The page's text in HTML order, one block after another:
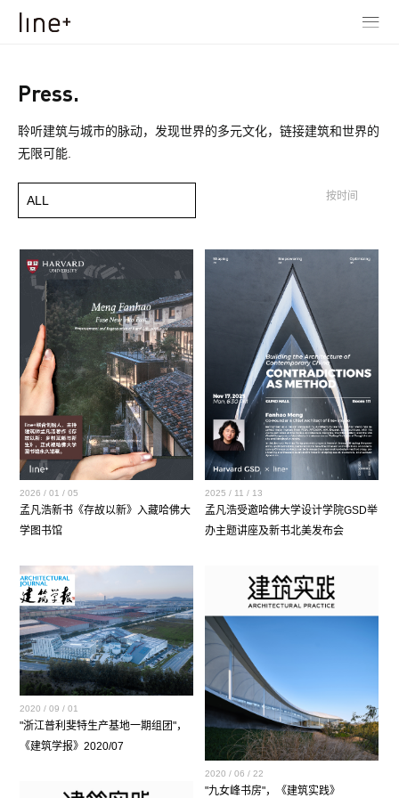
Press.
聆听建筑与城市的脉动，发现世界的多元文化，链接建筑和世界的
无限可能.
ALL 按时间
2026 / 01 / 05
孟凡浩新书《存故以新》入藏哈佛大
学图书馆
2025 / 11 / 13
孟凡浩受邀哈佛大学设计学院GSD举
办主题讲座及新书北美发布会
2020 / 09 / 01
"浙江普利斐特生产基地一期组团"，
《建筑学报》2020/07
2020 / 06 / 22
"九女峰书房"，《建筑实践》